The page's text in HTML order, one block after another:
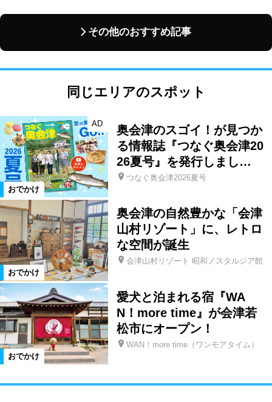
その他のおすすめ記事
同じエリアのスポット
おでかけ
AD
奥会津のスゴイ！が見つか
る情報誌『つなぐ奥会津20
26夏号』を発行しまし…
つなぐ奥会津2026夏号
おでかけ
奥会津の自然豊かな「会津
山村リゾート」に、レトロ
な空間が誕生
会津山村リゾート 昭和ノスタルジア館
おでかけ
愛犬と泊まれる宿『WA
N！more time』が会津若
松市にオープン！
WAN！more time（ワンモアタイム）